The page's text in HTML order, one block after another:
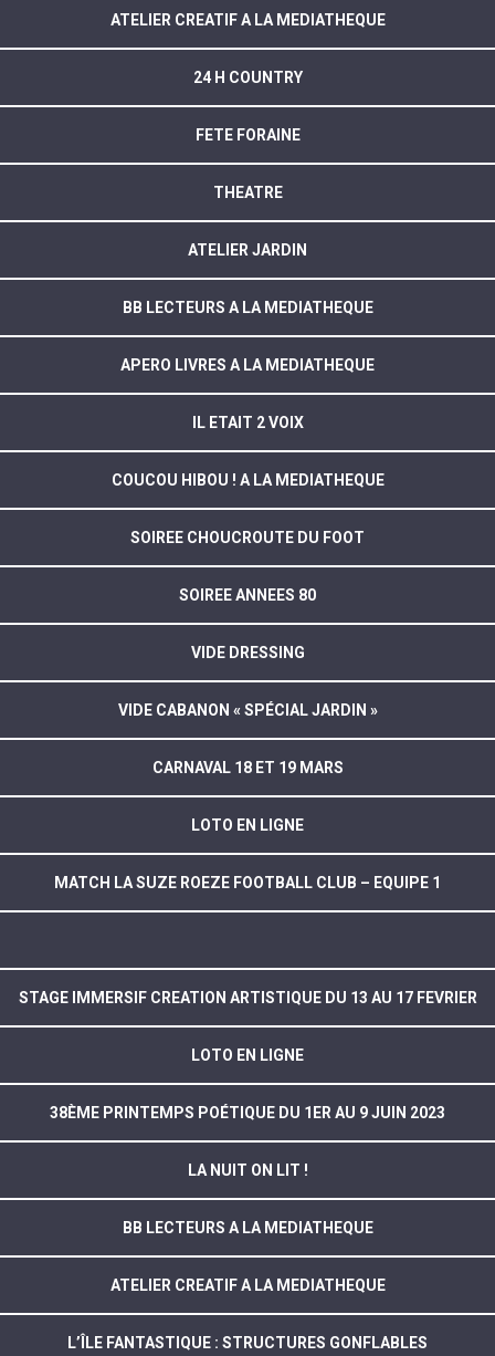
ATELIER CREATIF A LA MEDIATHEQUE
24 H COUNTRY
FETE FORAINE
THEATRE
ATELIER JARDIN
BB LECTEURS A LA MEDIATHEQUE
APERO LIVRES A LA MEDIATHEQUE
IL ETAIT 2 VOIX
COUCOU HIBOU ! A LA MEDIATHEQUE
SOIREE CHOUCROUTE DU FOOT
SOIREE ANNEES 80
VIDE DRESSING
VIDE CABANON « SPÉCIAL JARDIN »
CARNAVAL 18 ET 19 MARS
LOTO EN LIGNE
MATCH LA SUZE ROEZE FOOTBALL CLUB – EQUIPE 1
STAGE IMMERSIF CREATION ARTISTIQUE DU 13 AU 17 FEVRIER
LOTO EN LIGNE
38ÈME PRINTEMPS POÉTIQUE DU 1ER AU 9 JUIN 2023
LA NUIT ON LIT !
BB LECTEURS A LA MEDIATHEQUE
ATELIER CREATIF A LA MEDIATHEQUE
L’ÎLE FANTASTIQUE : STRUCTURES GONFLABLES